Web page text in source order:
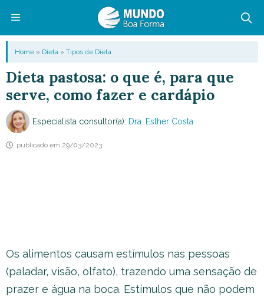
conteúdo
Menu
Home » Dieta » Tipos de Dieta
Dieta pastosa: o que é, para que
serve, como fazer e cardápio
Especialista consultor(a): Dra. Esther Costa
publicado em 29/03/2023
Os alimentos causam estímulos nas pessoas
(paladar, visão, olfato), trazendo uma sensação de
prazer e água na boca. Estímulos que não podem